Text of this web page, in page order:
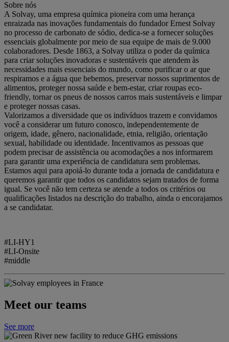
Sobre nós
A Solvay, uma empresa química pioneira com uma herança
enraizada nas inovações fundamentais do fundador Ernest Solvay
no processo de carbonato de sódio, dedica-se a fornecer soluções
essenciais globalmente por meio de sua equipe de mais de 9.000
colaboradores. Desde 1863, a Solvay utiliza o poder da química
para criar soluções inovadoras e sustentáveis que atendem às
necessidades mais essenciais do mundo, como purificar o ar que
respiramos e a água que bebemos, preservar nossos suprimentos de
alimentos, proteger nossa saúde e bem-estar, criar roupas eco-
friendly, tornar os pneus de nossos carros mais sustentáveis e limpar
e proteger nossas casas.
Valorizamos a diversidade que os indivíduos trazem e convidamos
você a considerar um futuro conosco, independentemente de
origem, idade, gênero, nacionalidade, etnia, religião, orientação
sexual, habilidade ou identidade. Incentivamos as pessoas que
podem precisar de assistência ou acomodações a nos informarem
para garantir uma experiência de candidatura sem problemas.
Estamos aqui para apoiá-lo durante toda a jornada de candidatura e
queremos garantir que todos os candidatos sejam tratados de forma
igual. Se você não tem certeza se atende a todos os critérios ou
qualificações listados na descrição do trabalho, ainda o encorajamos
a se candidatar.
#LI-HY1
#LI-Onsite
#middle
Meet our teams
See more